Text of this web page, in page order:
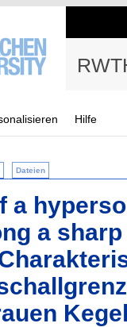
Hilfe
Dateien
a
a